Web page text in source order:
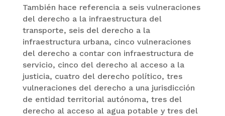
También hace referencia a seis vulneraciones
del derecho a la infraestructura del
transporte, seis del derecho a la
infraestructura urbana, cinco vulneraciones
del derecho a contar con infraestructura de
servicio, cinco del derecho al acceso a la
justicia, cuatro del derecho político, tres
vulneraciones del derecho a una jurisdicción
de entidad territorial autónoma, tres del
derecho al acceso al agua potable y tres del